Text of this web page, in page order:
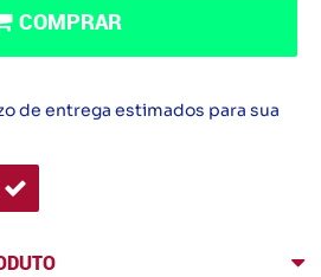
COMPRAR
de entrega estimados para sua